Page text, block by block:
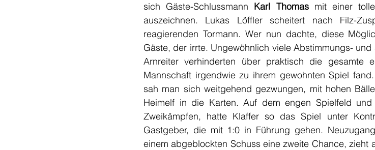
sich Gäste-Schlussmann Karl Thomas mit einer
auszeichnen. Lukas Löffler scheitert nach Filz-
reagierenden Tormann. Wer nun dachte, diese
Gäste, der irrte. Ungewöhnlich viele Abstimmungs-
Arnreiter verhinderten über praktisch die gesamte
Mannschaft irgendwie zu ihrem gewohnten Spiel
sah man sich weitgehend gezwungen, mit hohen
Heimelf in die Karten. Auf dem engen Spielfeld
Zweikämpfen, hatte Klaffer so das Spiel unter
Gastgeber, die mit 1:0 in Führung gehen.
einem abgeblockten Schuss eine zweite Chance, zieht